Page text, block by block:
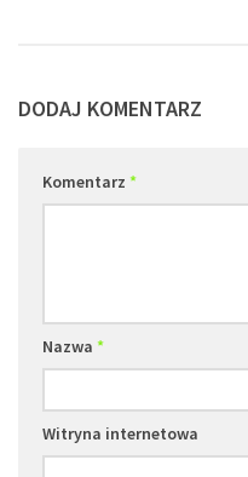
DODAJ KOMENTARZ
Komentarz *
Nazwa *
Witryna internetowa